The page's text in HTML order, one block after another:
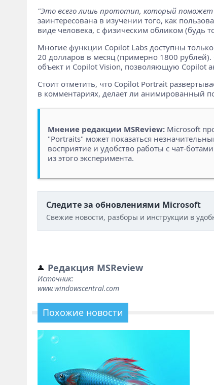
"Это всего лишь прототип, который поможет
заинтересована в изучении того, как
виде человека, с физическим обликом (будь
Многие функции Copilot Labs доступны
20 долларов в месяц (примерно 1800
объект и Copilot Vision, позволяющую Copilot
Стоит отметить, что Copilot Portrait
в комментариях, делает ли анимированный
Мнение редакции MSReview:Microsoft
"Portraits" может показаться
восприятие и удобство работы с чат-
из этого эксперимента.
Следите за обновлениями Microsoft
Свежие новости, разборы и инструкции в
Редакция MSReview
Источник:
www.windowscentral.com
Похожие новости